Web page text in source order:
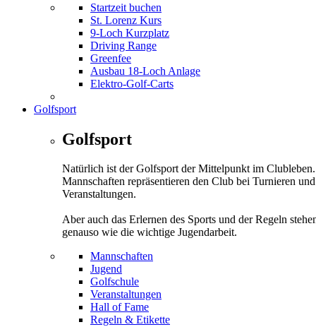
Startzeit buchen
St. Lorenz Kurs
9-Loch Kurzplatz
Driving Range
Greenfee
Ausbau 18-Loch Anlage
Elektro-Golf-Carts
Golfsport
Golfsport
Natürlich ist der Golfsport der Mittelpunkt im
Mannschaften repräsentieren den Club bei Turnieren und
Veranstaltungen.
Aber auch das Erlernen des Sports und der Regeln
genauso wie die wichtige Jugendarbeit.
Mannschaften
Jugend
Golfschule
Veranstaltungen
Hall of Fame
Regeln & Etikette